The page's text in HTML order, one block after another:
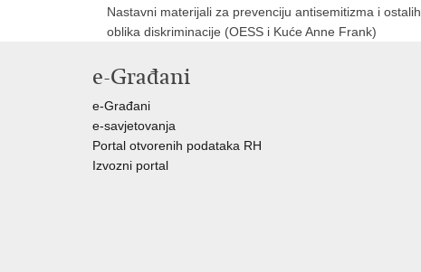
Nastavni materijali za prevenciju antisemitizma i ostalih
oblika diskriminacije (OESS i Kuće Anne Frank)
e-Građani
e-Građani
e-savjetovanja
Portal otvorenih podataka RH
Izvozni portal